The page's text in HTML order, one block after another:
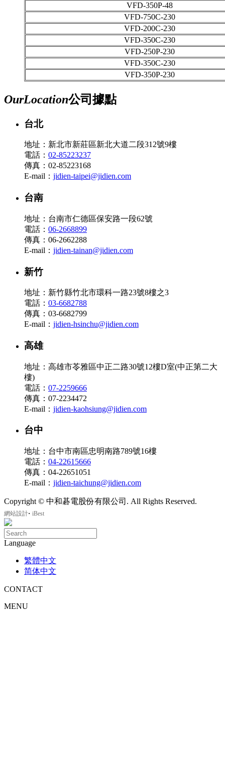
VFD-350P-48
VFD-750C-230
VFD-200C-230
VFD-350C-230
VFD-250P-230
VFD-350C-230
VFD-350P-230
OurLocation公司據點
台北
地址：新北市新莊區新北大道二段312號9樓
電話： 02-85223237
傳真：02-85223168
E-mail： jidien-taipei@jidien.com
台南
地址：台南市仁德區保安路一段62號
電話： 06-2668899
傳真：06-2662288
E-mail： jidien-tainan@jidien.com
新竹
地址：新竹縣竹北市環科一路23號8樓之3
電話： 03-6682788
傳真：03-6682799
E-mail： jidien-hsinchu@jidien.com
高雄
地址：高雄市苓雅區中正二路30號12樓D室(中正第二大
樓)
電話： 07-2259666
傳真：07-2234472
E-mail： jidien-kaohsiung@jidien.com
台中
地址：台中市南區忠明南路789號16樓
電話： 04-22615666
傳真：04-22651051
E-mail： jidien-taichung@jidien.com
Copyright © 中和碁電股份有限公司. All Rights Reserved.
網站設計‧ iBest
Language
繁體中文
简体中文
CONTACT
MENU